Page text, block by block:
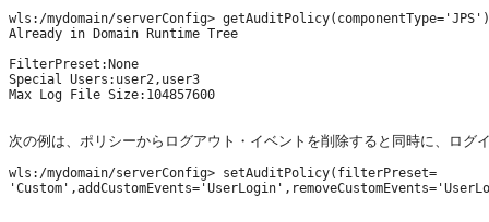
wls:/mydomain/serverConfig>
Already in Domain Runtime Tree
FilterPreset:None
Special Users:user2,user3
Max Log File Size:104857600
次の例は、ポリシーからログアウト・イベントを削除すると同時に、ログ
wls:/mydomain/serverConfig> setAuditPolicy(filterPreset=